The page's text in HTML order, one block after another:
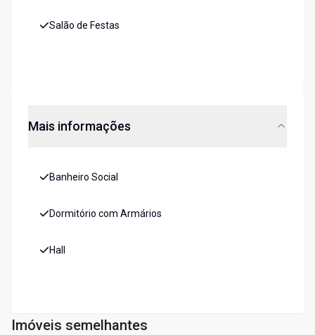
Salão de Festas
Mais informações
Banheiro Social
Dormitório com Armários
Hall
Imóveis semelhantes